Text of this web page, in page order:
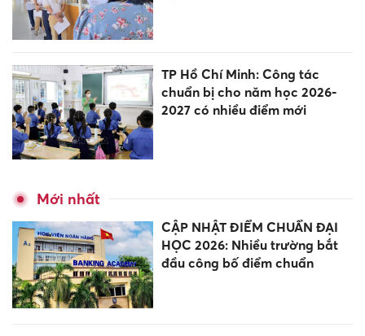
TP Hồ Chí Minh: Công tác
chuẩn bị cho năm học 2026-
2027 có nhiều điểm mới
Mới nhất
CẬP NHẬT ĐIỂM CHUẨN ĐẠI
HỌC 2026: Nhiều trường bắt
đầu công bố điểm chuẩn